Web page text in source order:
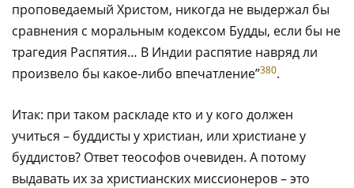
проповедаемый Христом, никогда не выдержал бы
сравнения с моральным кодексом Будды, если бы не
трагедия Распятия… В Индии распятие навряд ли
произвело бы какое-либо впечатление”380.
Итак: при таком раскладе кто и у кого должен
учиться – буддисты у христиан, или христиане у
буддистов? Ответ теософов очевиден. А потому
выдавать их за христианских миссионеров – это